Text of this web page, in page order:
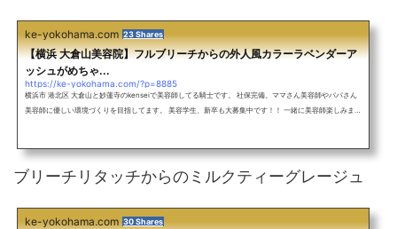
ke-yokohama.com 23 Shares
【横浜 大倉山美容院】フルブリーチからの外人風カラーラベンダーア
ッシュがめちゃ...
https://ke-yokohama.com/?p=8885
横浜市 港北区 大倉山と妙蓮寺のkenseiで美容師してる騎士です。 社保完備。ママさん美容師やパパさん
美容師に優しい環境づくりを目指してます。 美容学生、新卒も大募集中です！！ 一緒に美容師楽しみまし
すとで丸みのある縮毛矯正をしたい！ 超絶お待ちしてます！ メンズも大歓迎！バレイヤージュを使ったレ
ッド系カラー！ミル...
ブリーチリタッチからのミルクティーグレージュ
ke-yokohama.com 30 Shares